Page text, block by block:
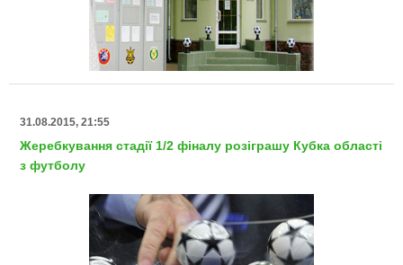
31.08.2015, 21:55
Жеребкування стадії 1/2 фіналу розіграшу Кубка області
з футболу